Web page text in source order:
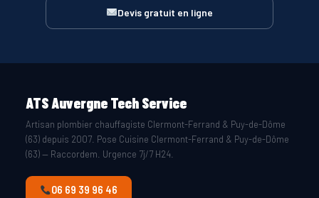
Devis gratuit en ligne
ATS Auvergne Tech Service
Artisan plombier chauffagiste Clermont-Ferrand & Puy-de-Dôme
(63) depuis 2007. Pose Cuisine Clermont-Ferrand & Puy-de-Dôme
(63) — Raccordem. Urgence 7j/7 H24.
06 69 39 96 46